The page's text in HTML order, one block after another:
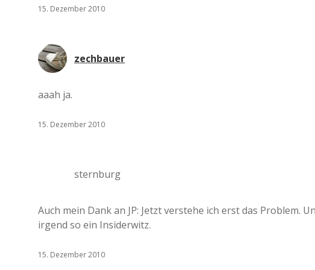
15. Dezember 2010
zechbauer
aaah ja.
15. Dezember 2010
sternburg
Auch mein Dank an JP: Jetzt verstehe ich erst das Problem.
irgend so ein Insiderwitz.
15. Dezember 2010